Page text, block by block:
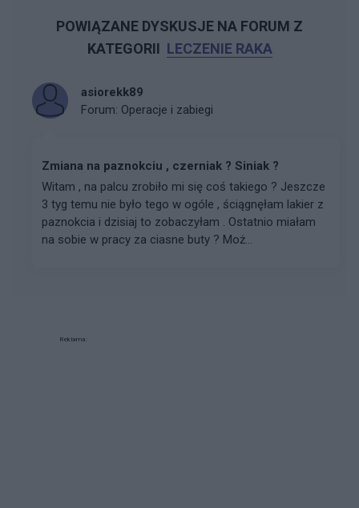
POWIĄZANE DYSKUSJE NA FORUM Z
KATEGORII LECZENIE RAKA
asiorekk89
Forum: Operacje i zabiegi
Zmiana na paznokciu , czerniak ? Siniak ?
Witam , na palcu zrobiło mi się coś takiego ? Jeszcze
3 tyg temu nie było tego w ogóle , ściągnęłam lakier z
paznokcia i dzisiaj to zobaczyłam . Ostatnio miałam
na sobie w pracy za ciasne buty ? Moż...
Reklama: